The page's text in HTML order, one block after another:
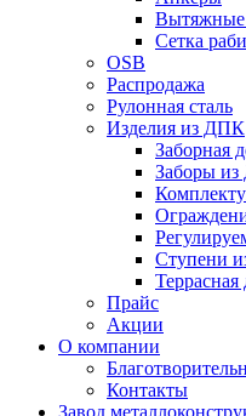
Вытяжные
Сетка
OSB
Распродажа
Рулонная сталь
Изделия из ДПК
Заборная
Заборы
Ступени
Прайс
Акции
О компании
Контакты
Завод